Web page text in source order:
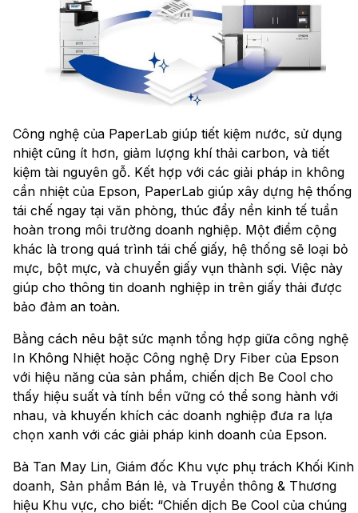
Công nghệ của PaperLab giúp tiết kiệm nước, sử dụng
nhiệt cũng ít hơn, giảm lượng khí thải carbon, và tiết
kiệm tài nguyên gỗ. Kết hợp với các giải pháp in không
cần nhiệt của Epson, PaperLab giúp xây dựng hệ thống
tái chế ngay tại văn phòng, thúc đẩy nền kinh tế tuần
hoàn trong môi trường doanh nghiệp. Một điểm cộng
khác là trong quá trình tái chế giấy, hệ thống sẽ loại bỏ
mực, bột mực, và chuyển giấy vụn thành sợi. Việc này
giúp cho thông tin doanh nghiệp in trên giấy thải được
bảo đảm an toàn.
Bằng cách nêu bật sức mạnh tổng hợp giữa công nghệ
In Không Nhiệt hoặc Công nghệ Dry Fiber của Epson
với hiệu năng của sản phẩm, chiến dịch Be Cool cho
thấy hiệu suất và tính bền vững có thể song hành với
nhau, và khuyến khích các doanh nghiệp đưa ra lựa
chọn xanh với các giải pháp kinh doanh của Epson.
Bà Tan May Lin, Giám đốc Khu vực phụ trách Khối Kinh
doanh, Sản phẩm Bán lẻ, và Truyền thông & Thương
hiệu Khu vực, cho biết: “Chiến dịch Be Cool của chúng